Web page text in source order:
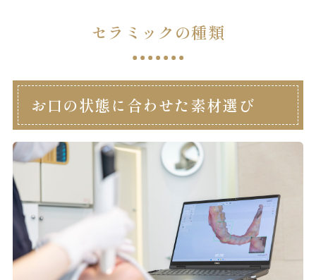
セラミックの種類
お口の状態に合わせた素材選び